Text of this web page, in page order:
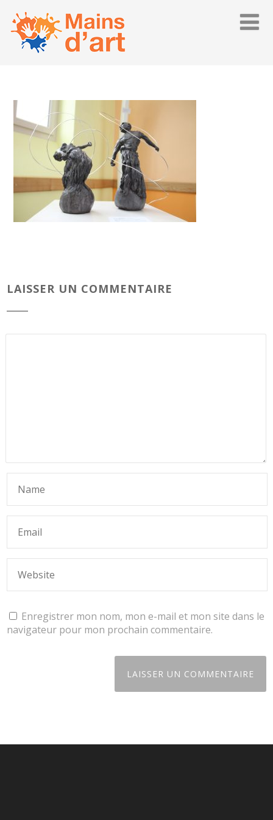
LAISSER UN COMMENTAIRE
Enregistrer mon nom, mon e-mail et mon site dans le
navigateur pour mon prochain commentaire.